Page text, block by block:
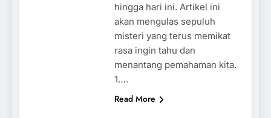
hingga hari ini. Artikel ini
akan mengulas sepuluh
misteri yang terus memikat
rasa ingin tahu dan
menantang pemahaman kita.
1….
Read More